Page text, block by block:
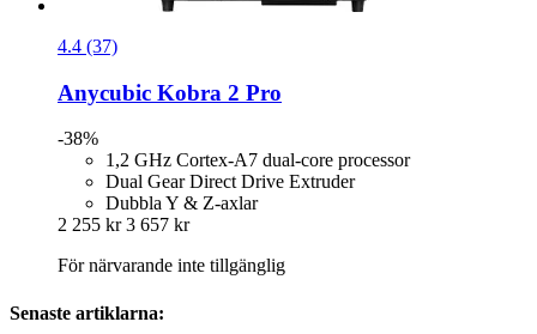
4.4 (37)
Anycubic Kobra 2 Pro
-38%
1,2 GHz Cortex-A7 dual-core processor
Dual Gear Direct Drive Extruder
Dubbla Y & Z-axlar
2 255 kr 3 657 kr
För närvarande inte tillgänglig
Senaste artiklarna: